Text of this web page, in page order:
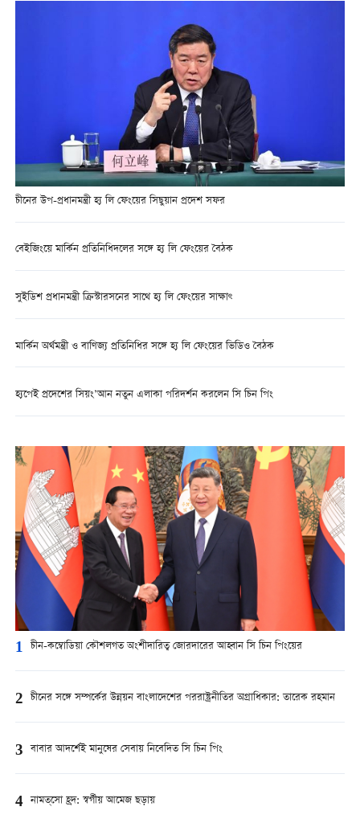
চীনের উপ-প্রধানমন্ত্রী হ্য লি ফেংয়ের সিছুয়ান প্রদেশ সফর
বেইজিংয়ে মার্কিন প্রতিনিধিদলের সঙ্গে হ্য লি ফেংয়ের বৈঠক
সুইডিশ প্রধানমন্ত্রী ক্রিস্টারসনের সাথে হ্য লি ফেংয়ের সাক্ষাৎ
মার্কিন অর্থমন্ত্রী ও বাণিজ্য প্রতিনিধির সঙ্গে হ্য লি ফেংয়ের ভিডিও বৈঠক
হ্যপেই প্রদেশের সিয়ং’আন নতুন এলাকা পরিদর্শন করলেন সি চিন পিং
1 চীন-কম্বোডিয়া কৌশলগত অংশীদারিত্ব জোরদারের আহ্বান সি চিন পিংয়ের
2 চীনের সঙ্গে সম্পর্কের উন্নয়ন বাংলাদেশের পররাষ্ট্রনীতির অগ্রাধিকার: তারেক রহমান
3 বাবার আদর্শেই মানুষের সেবায় নিবেদিত সি চিন পিং
4 নামত্‌সো হ্রদ: স্বর্গীয় আমেজ ছড়ায়